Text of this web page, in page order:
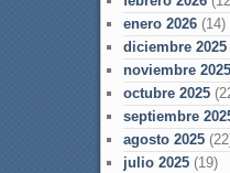
enero 2026(14)
diciembre 2025
noviembre 2025
octubre 2025
septiembre
agosto 2025
julio 2025(19)